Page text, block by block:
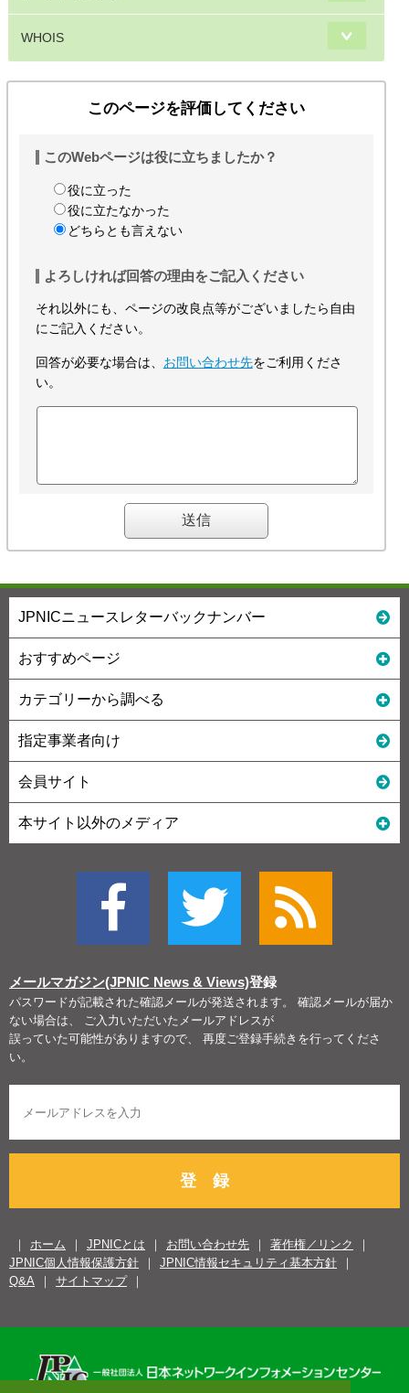
WHOIS
このページを評価してください
このWebページは役に立ちましたか？
役に立った
役に立たなかった
どちらとも言えない
よろしければ回答の理由をご記入ください
それ以外にも、ページの改良点等がございましたら自由
にご記入ください。
回答が必要な場合は、 お問い合わせ先をご利用くださ
い。
JPNICニュースレターバックナンバー
おすすめページ
カテゴリーから調べる
指定事業者向け
会員サイト
本サイト以外のメディア
メールマガジン(JPNIC News & Views)登録
パスワードが記載された確認メールが発送されます。 確認メールが届か
ない場合は、 ご入力いただいたメールアドレスが
誤っていた可能性がありますので、 再度ご登録手続きを行ってくださ
い。
登 録
ホーム JPNICとは お問い合わせ先
著作権／リンク
JPNIC個人情報保護方針
JPNIC情報セキュリティ基本方針
Q&A
サイトマップ